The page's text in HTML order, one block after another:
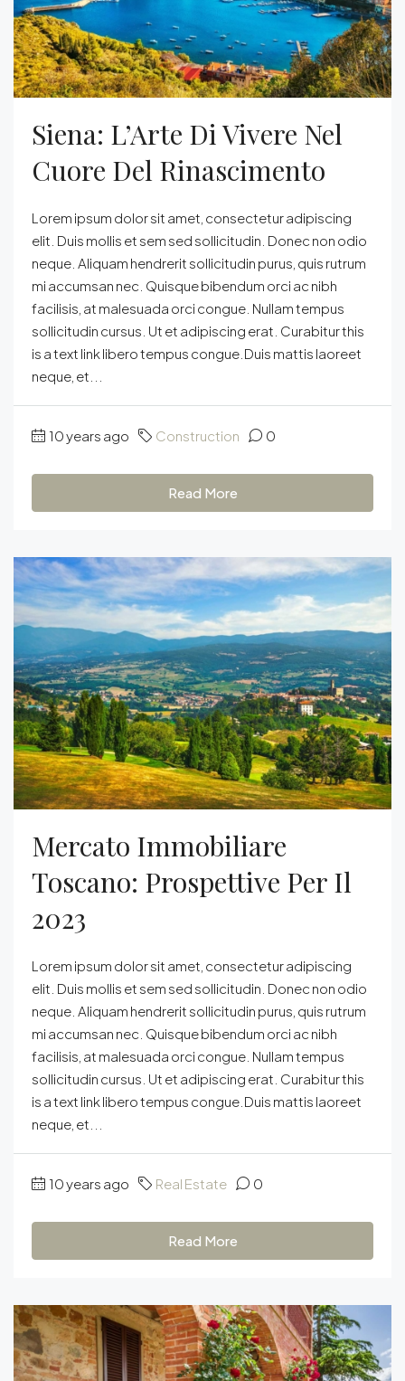
Siena: L’Arte Di Vivere Nel
Cuore Del Rinascimento
Lorem ipsum dolor sit amet, consectetur adipiscing
elit. Duis mollis et sem sed sollicitudin. Donec non odio
neque. Aliquam hendrerit sollicitudin purus, quis rutrum
mi accumsan nec. Quisque bibendum orci ac nibh
facilisis, at malesuada orci congue. Nullam tempus
sollicitudin cursus. Ut et adipiscing erat. Curabitur this
is a text link libero tempus congue.Duis mattis laoreet
neque, et...
10 years ago Construction 0
Read More
Mercato Immobiliare
Toscano: Prospettive Per Il
2023
Lorem ipsum dolor sit amet, consectetur adipiscing
elit. Duis mollis et sem sed sollicitudin. Donec non odio
neque. Aliquam hendrerit sollicitudin purus, quis rutrum
mi accumsan nec. Quisque bibendum orci ac nibh
facilisis, at malesuada orci congue. Nullam tempus
sollicitudin cursus. Ut et adipiscing erat. Curabitur this
is a text link libero tempus congue.Duis mattis laoreet
neque, et...
10 years ago Real Estate 0
Read More